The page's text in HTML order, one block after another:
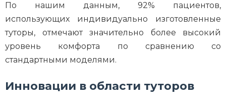
По нашим данным, 92% пациентов,
использующих индивидуально изготовленные
туторы, отмечают значительно более высокий
уровень комфорта по сравнению со
стандартными моделями.
Инновации в области туторов